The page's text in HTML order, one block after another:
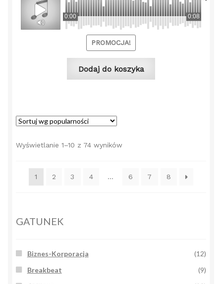
0:00 0:08
PROMOCJA!
wynosiła:
49,00 zł.
Dodaj do koszyka
Wyświetlanie 1–10 z 74 wyników
1
2 3 4 … 6 7 8
GATUNEK
Biznes-Korporacja
(12)
Breakbeat
(9)